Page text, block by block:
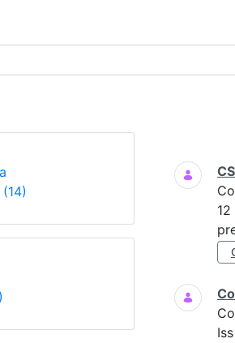
Ricerca -
(14)
Ricerca